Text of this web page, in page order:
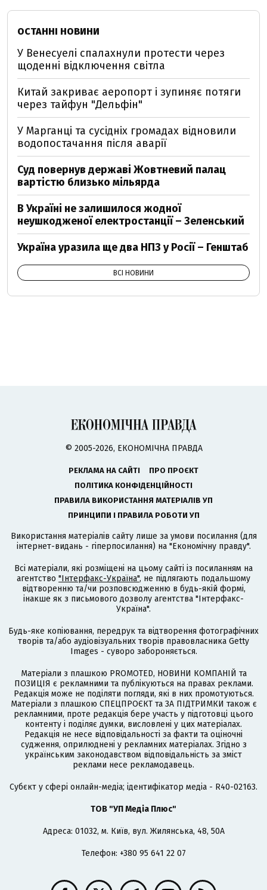
ОСТАННІ НОВИНИ
У Венесуелі спалахнули протести через
щоденні відключення світла
Китай закриває аеропорт і зупиняє потяги
через тайфун "Дельфін"
У Марганці та сусідніх громадах відновили
водопостачання після аварії
Суд повернув державі Жовтневий палац
вартістю близько мільярда
В Україні не залишилося жодної
неушкодженої електростанції – Зеленський
Україна уразила ще два НПЗ у Росії – Генштаб
ВСІ НОВИНИ
© 2005-2026, ЕКОНОМІЧНА ПРАВДА
РЕКЛАМА НА САЙТІ
ПРО ПРОЄКТ
ПОЛІТИКА КОНФІДЕНЦІЙНОСТІ
ПРАВИЛА ВИКОРИСТАННЯ МАТЕРІАЛІВ УП
ПРИНЦИПИ І ПРАВИЛА РОБОТИ УП
Використання матеріалів сайту лише за умови посилання (для
інтернет-видань - гіперпосилання) на "Економічну правду".
Всі матеріали, які розміщені на цьому сайті із посиланням на
агентство "Інтерфакс-Україна", не підлягають подальшому
відтворенню та/чи розповсюдженню в будь-якій формі,
інакше як з письмового дозволу агентства "Інтерфакс-
Україна".
Будь-яке копіювання, передрук та відтворення фотографічних
творів та/або аудіовізуальних творів правовласника Getty
Images - суворо забороняється.
Матеріали з плашкою PROMOTED, НОВИНИ КОМПАНІЙ та
ПОЗИЦІЯ є рекламними та публікуються на правах реклами.
Редакція може не поділяти погляди, які в них промотуються.
Матеріали з плашкою СПЕЦПРОЄКТ та ЗА ПІДТРИМКИ також є
рекламними, проте редакція бере участь у підготовці цього
контенту і поділяє думки, висловлені у цих матеріалах.
Редакція не несе відповідальності за факти та оціночні
судження, оприлюднені у рекламних матеріалах. Згідно з
українським законодавством відповідальність за зміст
реклами несе рекламодавець.
Cубєкт у сфері онлайн-медіа; ідентифікатор медіа - R40-02163.
ТОВ "УП Медіа Плюс"
Адреса: 01032, м. Київ, вул. Жилянська, 48, 50А
Телефон: +380 95 641 22 07